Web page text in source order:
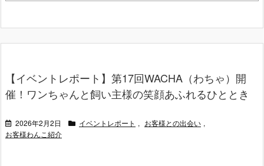
【イベントレポート】第17回WACHA（わちゃ）開
催！ワンちゃんと飼い主様の笑顔あふれるひととき
2026年2月2日 イベントレポート , お客様との出会い ,
お客様わんこ紹介